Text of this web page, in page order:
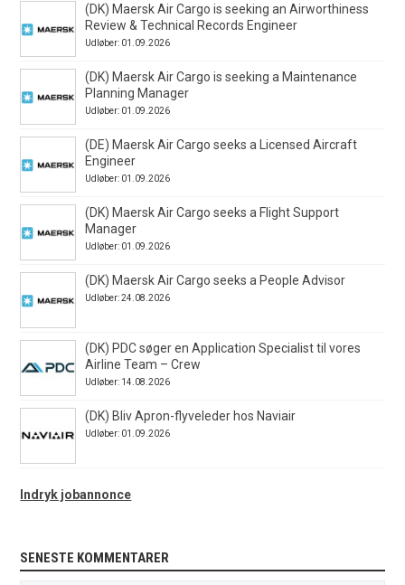
(DK) Maersk Air Cargo is seeking an Airworthiness
Review & Technical Records Engineer
Udløber: 01.09.2026
(DK) Maersk Air Cargo is seeking a Maintenance
Planning Manager
Udløber: 01.09.2026
(DE) Maersk Air Cargo seeks a Licensed Aircraft
Engineer
Udløber: 01.09.2026
(DK) Maersk Air Cargo seeks a Flight Support
Manager
Udløber: 01.09.2026
(DK) Maersk Air Cargo seeks a People Advisor
Udløber: 24.08.2026
(DK) PDC søger en Application Specialist til vores
Airline Team – Crew
Udløber: 14.08.2026
(DK) Bliv Apron-flyveleder hos Naviair
Udløber: 01.09.2026
Indryk jobannonce
SENESTE KOMMENTARER